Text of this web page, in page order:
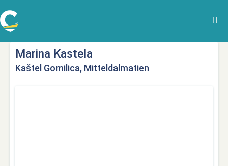
Marina Kastela
Kaštel Gomilica, Mitteldalmatien